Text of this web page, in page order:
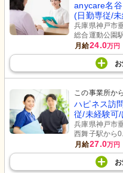
anycare名
(日勤専従/
兵庫県神戸市
総合運動公園
月給24.0万円
この事業所か
ハピネス訪
従/未経験可
兵庫県神戸市
西舞子駅から
月給27.0万円